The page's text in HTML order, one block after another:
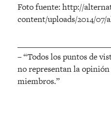
Foto fuente: http://
content/uploads/2014/07/
– “Todos los puntos de
no representan la
miembros.”